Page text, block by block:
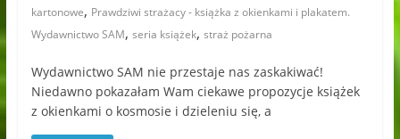
kartonowe, Prawdziwi strażacy - książka z okienkami i plakatem.
Wydawnictwo SAM, seria książek, straż pożarna
Wydawnictwo SAM nie przestaje nas zaskakiwać!
Niedawno pokazałam Wam ciekawe propozycje książek
z okienkami o kosmosie i dzieleniu się, a